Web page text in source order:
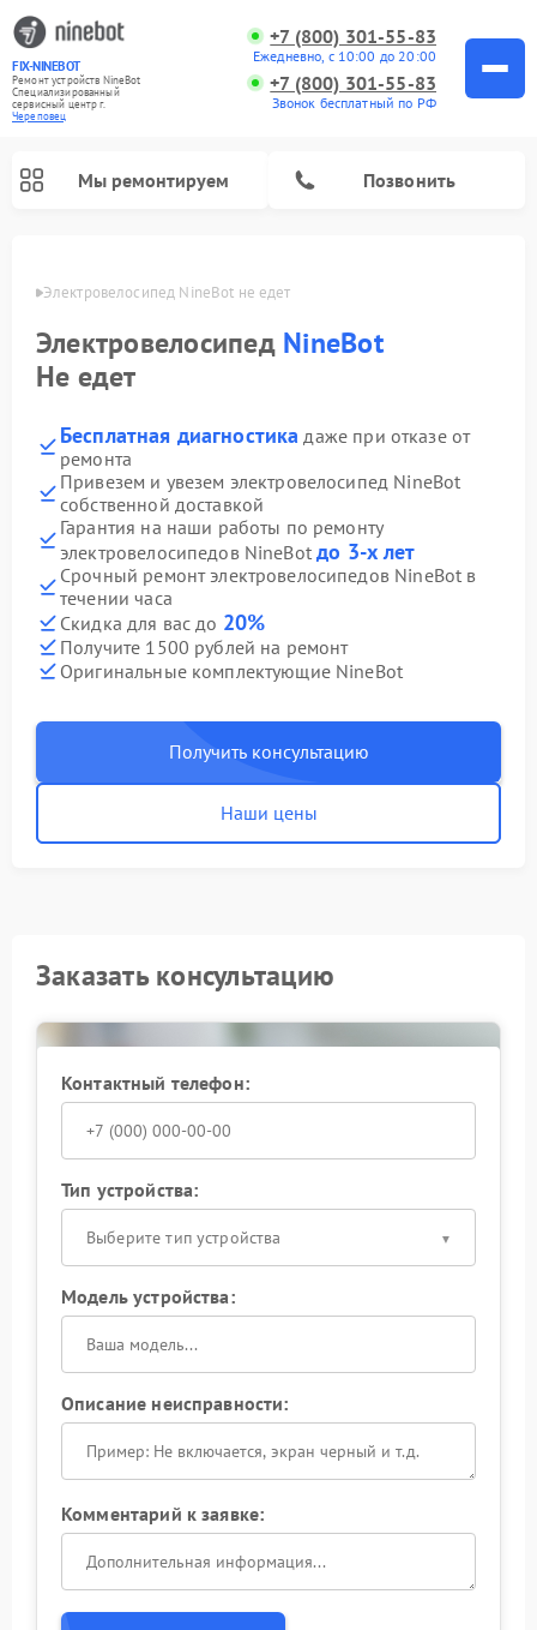
FIX-NINEBOT
Ремонт устройств NineBot
Специализированный
cервисный центр г.
Череповец
+7 (800) 301-55-83
Ежедневно, с 10:00 до 20:00
+7 (800) 301-55-83
Звонок бесплатный по РФ
Мы ремонтируем Позвонить
Электровелосипед NineBot не едет
Электровелосипед NineBot
Не едет
Бесплатная диагностика даже при отказе от
ремонта
Привезем и увезем электровелосипед NineBot
собственной доставкой
Гарантия на наши работы по ремонту
электровелосипедов NineBotдо 3-х лет
Срочный ремонт электровелосипедов NineBot в
течении часа
Скидка для вас до 20%
Получите 1500 рублей на ремонт
Оригинальные комплектующие NineBot
Получить консультацию
Наши цены
Заказать консультацию
Контактный телефон:
Тип устройства:
Выберите тип устройства
Модель устройства:
Описание неисправности:
Комментарий к заявке: